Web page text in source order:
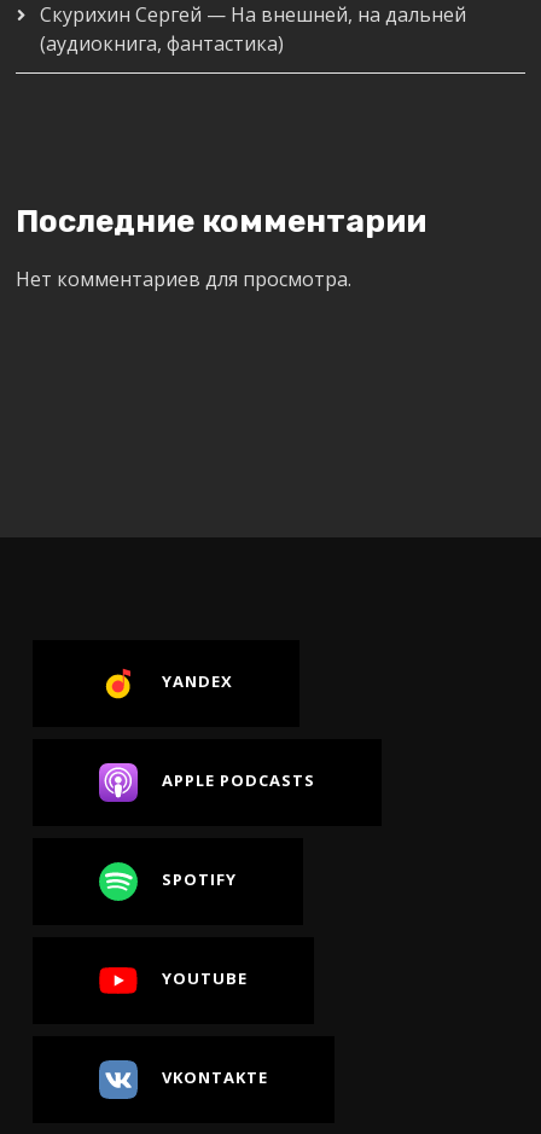
Скурихин Сергей — На внешней, на дальней
(аудиокнига, фантастика)
Последние комментарии
Нет комментариев для просмотра.
YANDEX
APPLE PODCASTS
SPOTIFY
YOUTUBE
VKONTAKTE